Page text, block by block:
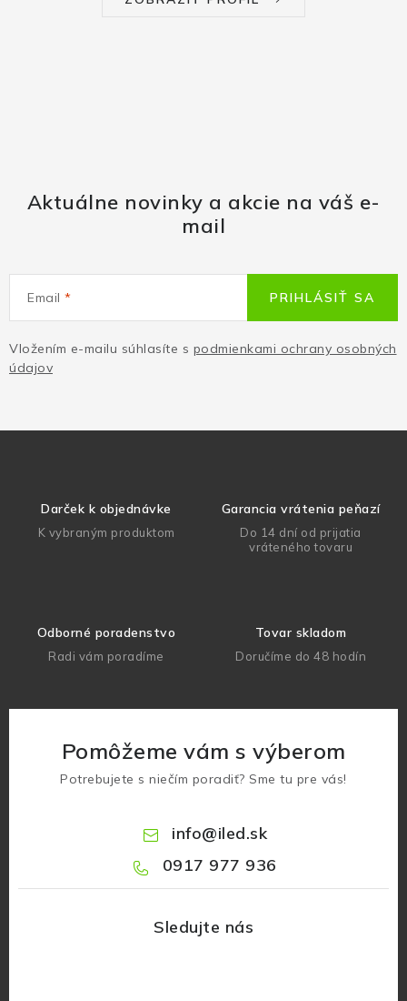
Aktuálne novinky a akcie na váš e-
mail
Email
Vložením e-mailu súhlasíte s podmienkami ochrany osobných
údajov
PRIHLÁSIŤ SA
Darček k objednávke
K vybraným produktom
Garancia vrátenia peňazí
Do 14 dní od prijatia
vráteného tovaru
Odborné poradenstvo
Radi vám poradíme
Tovar skladom
Doručíme do 48 hodín
Pomôžeme vám s výberom
Potrebujete s niečím poradiť? Sme tu pre vás!
info@iled.sk
0917 977 936